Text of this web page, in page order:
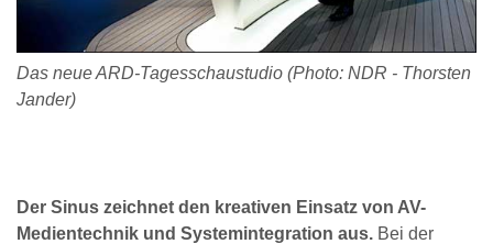
Das neue ARD-Tagesschaustudio (Photo: NDR - Thorsten
Jander)
Der Sinus zeichnet den kreativen Einsatz von AV-
Medientechnik und Systemintegration aus. Bei der